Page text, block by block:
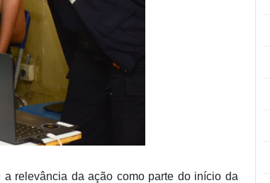
relevância da ação como parte do início da